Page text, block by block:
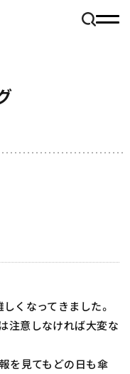
くなってきました。
注意しなければ大変な
を見てもどの日も傘